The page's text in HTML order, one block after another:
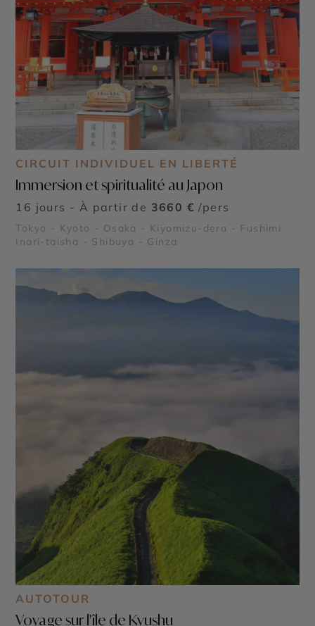
CIRCUIT INDIVIDUEL EN LIBERTÉ
Immersion et spiritualité au Japon
16 jours - À partir de 3660 € /pers
Tokyo - Kyoto - Osaka - Kiyomizu-dera - Fushimi
Inari-taisha - Shibuya - Ginza
AUTOTOUR
Voyage sur l'île de Kyushu